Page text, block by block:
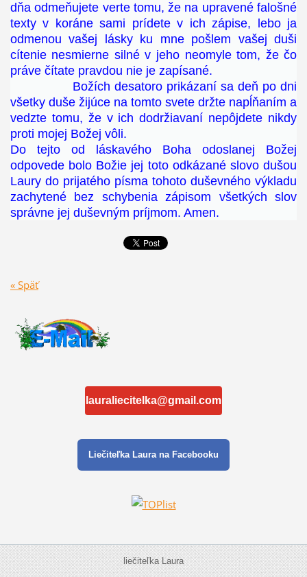
dňa odmeňujete verte tomu, že na upravené falošné
texty v koráne sami prídete v ich zápise, lebo ja
odmenou vašej lásky ku mne pošlem vašej duši
cítenie nesmierne silné v jeho neomyle tom, že čo
práve čítate pravdou nie je zapísané.
Božích desatoro prikázaní sa deň po dni
všetky duše žijúce na tomto svete držte napĺňaním a
vedzte tomu, že v ich dodržiavaní nepôjdete nikdy
proti mojej Božej vôli.
Do tejto od láskavého Boha odoslanej Božej
odpovede bolo Božie jej toto odkázané slovo dušou
Laury do prijatého písma tohoto duševného výkladu
zachytené bez schybenia zápisom všetkých slov
správne jej duševným príjmom. Amen.
« Späť
lauraliecitelka@gmail.com
Liečiteľka Laura na Facebooku
liečiteľka Laura